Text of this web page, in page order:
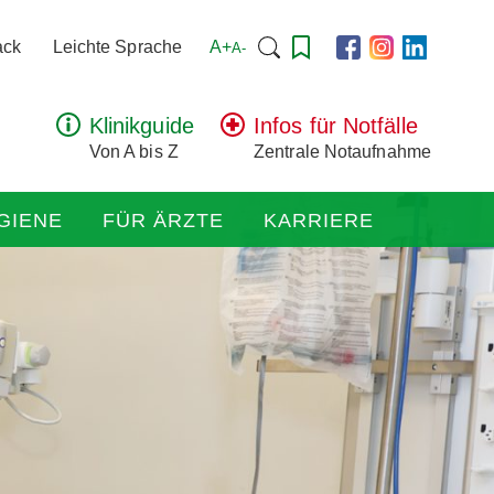
Leichte Sprache A+A- Suchen
Klinikguide
Von A bis Z
Infos für Notfälle
Zentrale Notaufnahme
FÜR ÄRZTE KARRIERE